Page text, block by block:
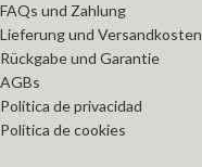
FAQs und Zahlung
Lieferung und Versandkosten
Rückgabe und Garantie
AGBs
Política de privacidad
Política de cookies